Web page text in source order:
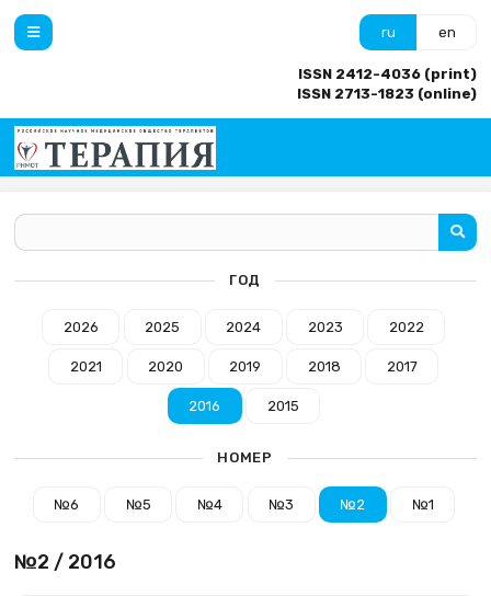
ru en
ISSN 2412-4036 (print)
ISSN 2713-1823 (online)
ГОД
2026 2025 2024 2023 2022
2021 2020 2019 2018 2017
2016 2015
НОМЕР
№6 №5 №4 №3 №2 №1
№2 / 2016